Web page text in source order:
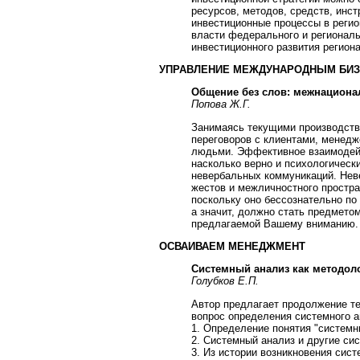
ресурсов, методов, средств,
инвестиционные процессы в
власти федерального и
инвестиционного развития
УПРАВЛЕНИЕ МЕЖДУНАРОДНЫМ
Общение без слов:
Попова Ж.Г.
Занимаясь текущими
переговоров с клиентами,
людьми. Эффективное
насколько верно и
невербальных коммуникаций.
жестов и межличностного
поскольку оно бессознательно
а значит, должно стать
предлагаемой Вашему вниманию.
ОСВАИВАЕМ МЕНЕДЖМЕНТ
Системный анализ как
Голубков Е.П.
Автор предлагает продолжение
вопрос определения системного
1. Определение понятия
2. Системный анализ и другие
3. Из истории возникновения